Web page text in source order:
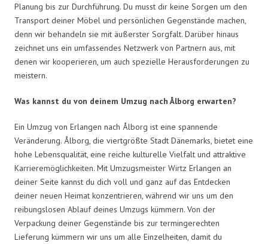
Planung bis zur Durchführung. Du musst dir keine Sorgen um den
Transport deiner Möbel und persönlichen Gegenstände machen,
denn wir behandeln sie mit äußerster Sorgfalt. Darüber hinaus
zeichnet uns ein umfassendes Netzwerk von Partnern aus, mit
denen wir kooperieren, um auch spezielle Herausforderungen zu
meistern.
Was kannst du von deinem Umzug nach Ålborg erwarten?
Ein Umzug von Erlangen nach Ålborg ist eine spannende
Veränderung. Ålborg, die viertgrößte Stadt Dänemarks, bietet eine
hohe Lebensqualität, eine reiche kulturelle Vielfalt und attraktive
Karrieremöglichkeiten. Mit Umzugsmeister Wirtz Erlangen an
deiner Seite kannst du dich voll und ganz auf das Entdecken
deiner neuen Heimat konzentrieren, während wir uns um den
reibungslosen Ablauf deines Umzugs kümmern. Von der
Verpackung deiner Gegenstände bis zur termingerechten
Lieferung kümmern wir uns um alle Einzelheiten, damit du